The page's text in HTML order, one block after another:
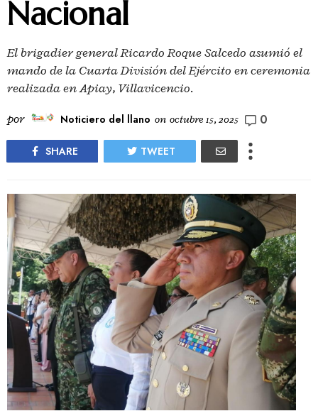
Nacional
El brigadier general Ricardo Roque Salcedo asumió el
mando de la Cuarta División del Ejército en ceremonia
realizada en Apiay, Villavicencio.
por Noticiero del llano on octubre 15, 2025 0
SHARE TWEET